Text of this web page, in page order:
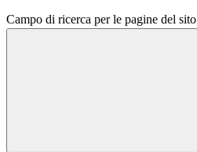
Campo di ricerca per le pagine del sito